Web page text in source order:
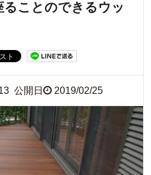
ことのできるウッ
公開日 2019/02/25